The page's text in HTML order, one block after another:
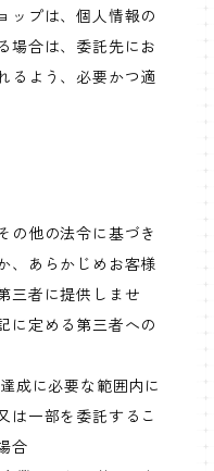
ップは、個人情報の
場合は、委託先にお
るよう、必要かつ適
の他の法令に基づき
、あらかじめお客様
三者に提供しませ
に定める第三者への
成に必要な範囲内に
は一部を委託するこ
合